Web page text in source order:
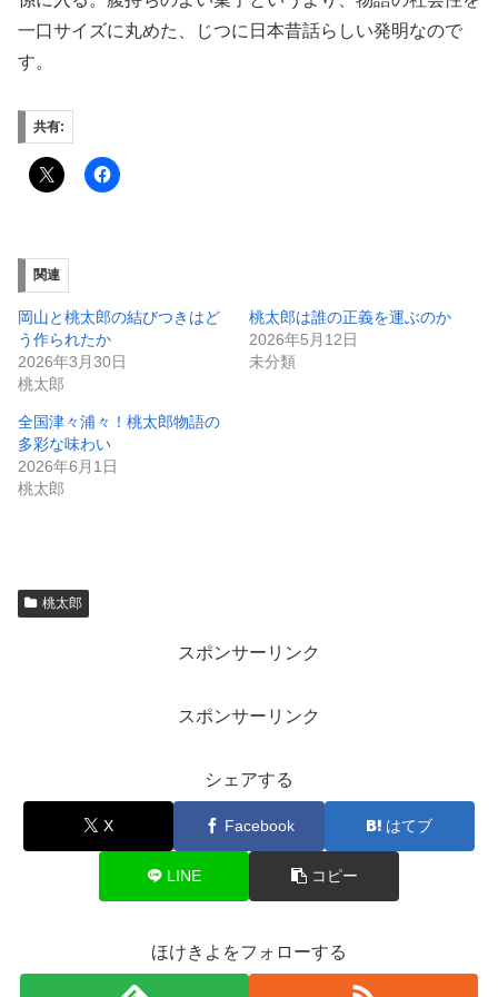
一口サイズに丸めた、じつに日本昔話らしい発明なので
す。
共有:
関連
岡山と桃太郎の結びつきはど
う作られたか
2026年3月30日
桃太郎
桃太郎は誰の正義を運ぶのか
2026年5月12日
未分類
全国津々浦々！桃太郎物語の
多彩な味わい
2026年6月1日
桃太郎
桃太郎
スポンサーリンク
スポンサーリンク
シェアする
X Facebook はてブ
LINE コピー
ほけきよをフォローする